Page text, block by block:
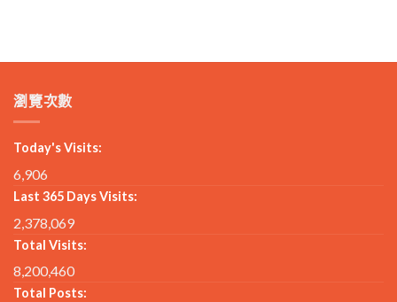
瀏覽次數
Today's Visits:
6,906
Last 365 Days Visits:
2,378,069
Total Visits:
8,200,460
Total Posts: